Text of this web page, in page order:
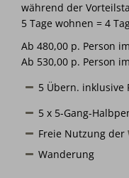
während der
5 Tage wohnen = 4
Ab 480,00 p. Person im
Ab 530,00 p. Person im
5 Übern. inklusive
5 x 5-Gang-
Freie Nutzung der
Wanderung